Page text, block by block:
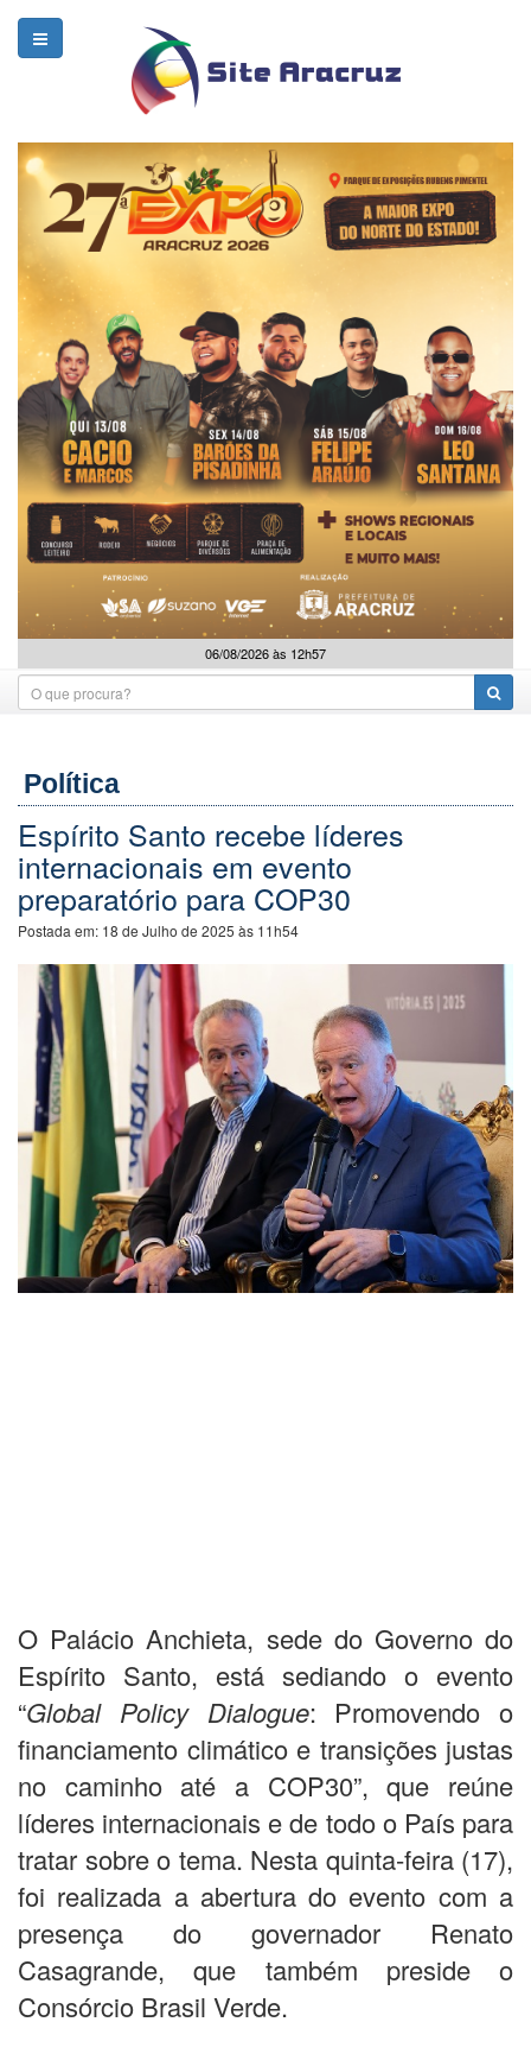
06/08/2026 às 12h57
Política
Espírito Santo recebe líderes
internacionais em evento
preparatório para COP30
Postada em: 18 de Julho de 2025 às 11h54
O Palácio Anchieta, sede do Governo do
Espírito Santo, está sediando o evento
“Global Policy Dialogue: Promovendo o
financiamento climático e transições justas
no caminho até a COP30”, que reúne
líderes internacionais e de todo o País para
tratar sobre o tema. Nesta quinta-feira (17),
foi realizada a abertura do evento com a
presença do governador Renato
Casagrande, que também preside o
Consórcio Brasil Verde.